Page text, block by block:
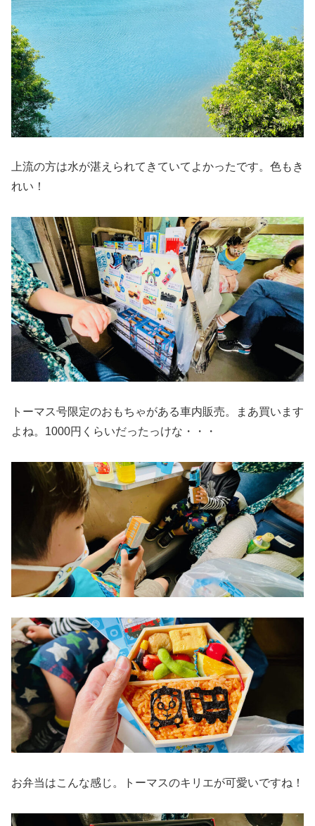
上流の方は水が湛えられてきていてよかったです。色もき
れい！
トーマス号限定のおもちゃがある車内販売。まあ買います
よね。1000円くらいだったっけな・・・
お弁当はこんな感じ。トーマスのキリエが可愛いですね！